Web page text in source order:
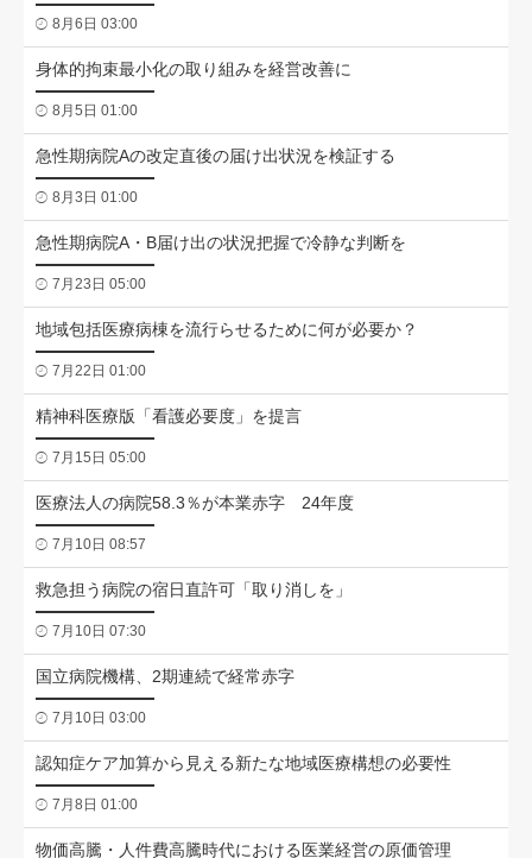
8月6日 03:00
身体的拘束最小化の取り組みを経営改善に
8月5日 01:00
急性期病院Aの改定直後の届け出状況を検証する
8月3日 01:00
急性期病院A・B届け出の状況把握で冷静な判断を
7月23日 05:00
地域包括医療病棟を流行らせるために何が必要か？
7月22日 01:00
精神科医療版「看護必要度」を提言
7月15日 05:00
医療法人の病院58.3％が本業赤字 24年度
7月10日 08:57
救急担う病院の宿日直許可「取り消しを」
7月10日 07:30
国立病院機構、2期連続で経常赤字
7月10日 03:00
認知症ケア加算から見える新たな地域医療構想の必要性
7月8日 01:00
物価高騰・人件費高騰時代における医業経営の原価管理